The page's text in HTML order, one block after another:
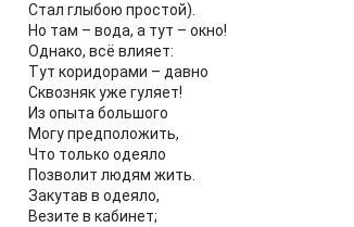
Стал глыбою простой).
Но там – вода, а тут – окно!
Однако, всё влияет:
Тут коридорами – давно
Сквозняк уже гуляет!
Из опыта большого
Могу предположить,
Что только одеяло
Позволит людям жить.
Закутав в одеяло,
Везите в кабинет;